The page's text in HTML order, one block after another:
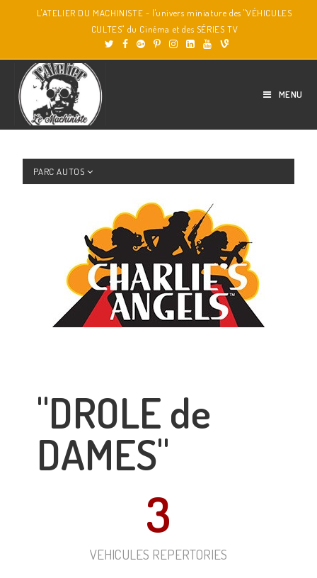
L'ATELIER DU MACHINISTE - l'univers miniature des "VÉHICULES
CULTES" du Cinéma et des SÉRIES TV
MENU
PARC AUTOS
"DROLE de
DAMES"
VEHICULES REPERTORIES
3